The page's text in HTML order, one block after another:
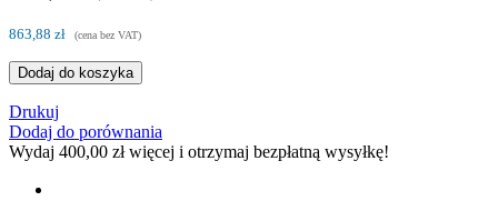
863,88 zł (cena bez VAT)
Dodaj do koszyka
Drukuj
Dodaj do porównania
Wydaj 400,00 złwięcej i otrzymaj bezpłatną wysyłkę!